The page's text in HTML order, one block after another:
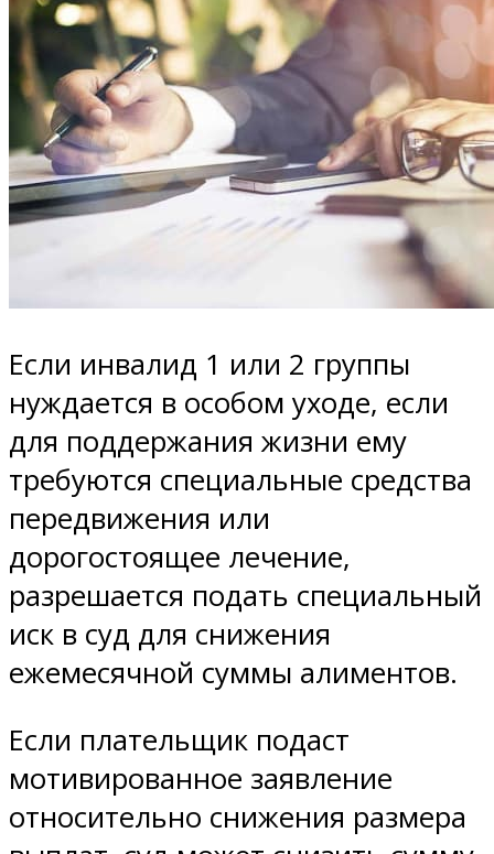
Если инвалид 1 или 2 группы
нуждается в особом уходе, если
для поддержания жизни ему
требуются специальные средства
передвижения или
дорогостоящее лечение,
разрешается подать специальный
иск в суд для снижения
ежемесячной суммы алиментов.
Если плательщик подаст
мотивированное заявление
относительно снижения размера